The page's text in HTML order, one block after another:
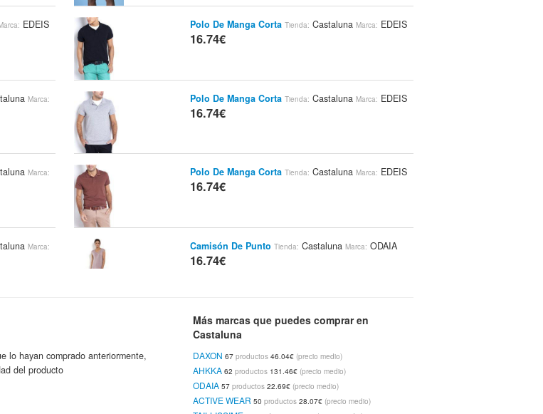
EDEIS
Marca:
Marca:
Marca:
Polo De Manga Corta Tienda: Castaluna Marca: EDEIS
16.74€
Polo De Manga Corta Tienda: Castaluna Marca: EDEIS
16.74€
Polo De Manga Corta Tienda: Castaluna Marca: EDEIS
16.74€
Camisón De Punto Tienda: Castaluna Marca: ODAIA
16.74€
Blusa Larga Tienda:CastalunaMarca:ODAIA
16.74€
Top De Algodón Peinado De Guipur En La Misma
Gama De Tonos Tienda: Castaluna ANNE
lo hayan comprado anteriormente,
del producto
Más marcas que puedes comprar en
Castaluna
DAXON 67productos 46.04€ (precio medio)
AHKKA 62productos 131.46€ (precio medio)
ODAIA 57productos 22.69€ (precio medio)
ACTIVE WEAR 50productos 28.07€ (precio medio)